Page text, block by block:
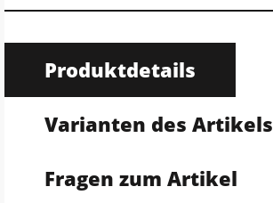
Produktdetails
Varianten des Artikels
Fragen zum Artikel